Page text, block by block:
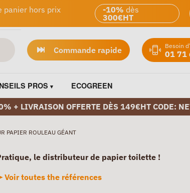
panier hors prix
-10% dès
300€HT
Commande rapide Besoin
01 71
PROS ECOGREEN
+ LIVRAISON OFFERTE DÈS 149€HT CODE:
PAPIER ROULEAU GÉANT
le distributeur de papier toilette !
Voir toutes the références